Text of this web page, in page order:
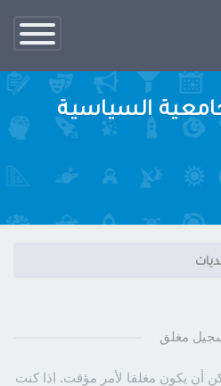
تبديل
الناف
السياسية
مغلق
أن يكون مغلقا لأمر مؤقت. اذا كنت